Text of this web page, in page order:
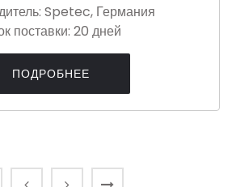
Spetec, Германия
поставки: 20 дней
ПОДРОБНЕЕ